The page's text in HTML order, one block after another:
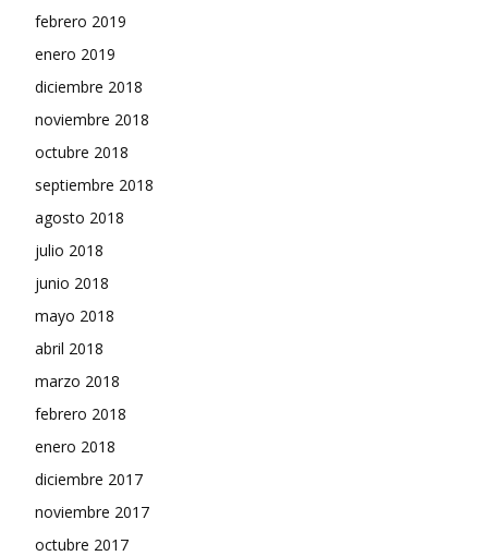
febrero 2019
enero 2019
diciembre 2018
noviembre 2018
octubre 2018
septiembre 2018
agosto 2018
julio 2018
junio 2018
mayo 2018
abril 2018
marzo 2018
febrero 2018
enero 2018
diciembre 2017
noviembre 2017
octubre 2017